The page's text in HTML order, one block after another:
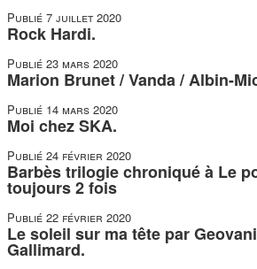
Publié 7 juillet 2020
Rock Hardi.
Publié 23 mars 2020
Marion Brunet / Vanda / Albin-
Publié 14 mars 2020
Moi chez SKA.
Publié 24 février 2020
Barbès trilogie chroniqué à Le
toujours 2 fois
Publié 22 février 2020
Le soleil sur ma tête par
Gallimard.